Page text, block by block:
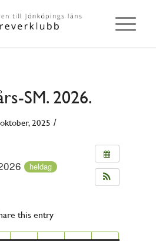
SM. 2026.
2025 /
heldag
this entry